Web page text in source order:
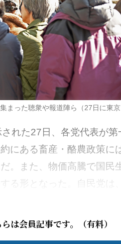
まった聴衆や報道陣ら（27日に東京
れた27日、各党代表が第
にある畜産・酪農政策に
。また、物価高騰で国民
る形となった。自民党は、
らは会員記事です。（有料）